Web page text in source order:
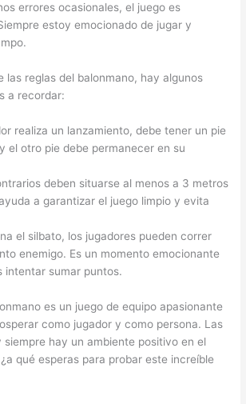
errores ocasionales, el juego es
estoy emocionado de jugar y
las reglas del balonmano, hay algunos
a recordar:
realiza un lanzamiento, debe tener un pie
el otro pie debe permanecer en su
deben situarse al menos a 3 metros
a garantizar el juego limpio y evita
el silbato, los jugadores pueden correr
enemigo. Es un momento emocionante
intentar sumar puntos.
es un juego de equipo apasionante
como jugador y como persona. Las
siempre hay un ambiente positivo en el
qué esperas para probar este increíble